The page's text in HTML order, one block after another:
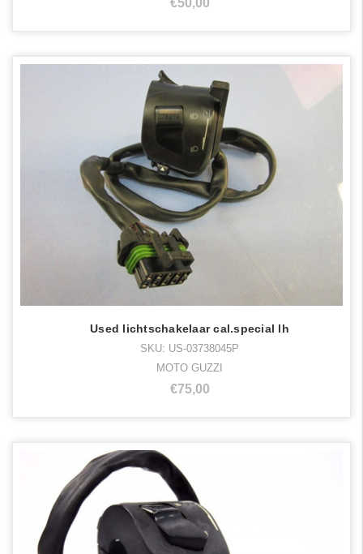
Used lichtschakelaar cal.special lh
SKU: US-03738045P
MOTO GUZZI
€75,00